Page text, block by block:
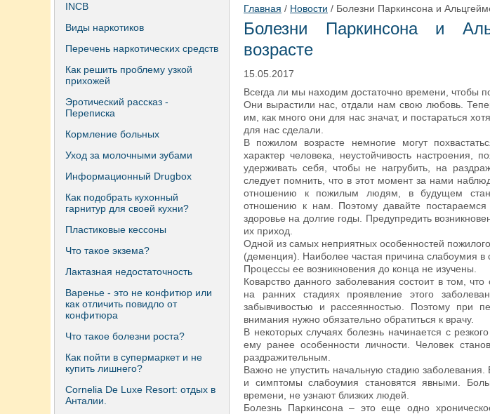
INCB
Виды наркотиков
Перечень наркотических средств
Как решить проблему узкой
прихожей
Эротический рассказ -
Переписка
Кормление больных
Уход за молочными зубами
Информационный Drugbox
Как подобрать кухонный
гарнитур для своей кухни?
Пластиковые кессоны
Что такое экзема?
Лактазная недостаточность
Варенье - это не конфитюр или
как отличить повидло от
конфитюра
Что такое болезни роста?
Как пойти в супермаркет и не
купить лишнего?
Сornelia De Luxe Resort: отдых в
Анталии.
Главная / Новости / Болезни Паркинсона и
Болезни Паркинсона и
возрасте
15.05.2017
Всегда ли мы находим достаточно времени, чтобы
Они вырастили нас, отдали нам свою любовь.
им, как много они для нас значат, и постараться
для нас сделали.
В пожилом возрасте немногие могут
характер человека, неустойчивость настроения,
удерживать себя, чтобы не нагрубить, на
следует помнить, что в этот момент за нами
отношению к пожилым людям, в будущем
отношению к нам. Поэтому давайте
здоровье на долгие годы. Предупредить
их приход.
Одной из самых неприятных особенностей
(деменция). Наиболее частая причина слабоумия в
Процессы ее возникновения до конца не изучены.
Коварство данного заболевания состоит в том,
на ранних стадиях проявление этого
забывчивостью и рассеянностью. Поэтому при
внимания нужно обязательно обратиться к врачу.
В некоторых случаях болезнь начинается с
ему ранее особенности личности. Человек
раздражительным.
Важно не упустить начальную стадию
и симптомы слабоумия становятся явными.
времени, не узнают близких людей.
Болезнь Паркинсона – это еще одно